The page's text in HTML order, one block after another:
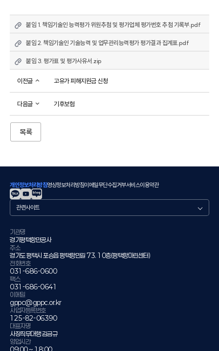
붙임 1. 책임기술인 능력평가 위원추첨 및 평가업체 평가번호 추첨 기록부.pdf
붙임 2. 책임기술인 기술능력 및 업무관리능력평가 평가결과 집계표.pdf
붙임 3. 평가표 및 평가사유서.zip
이전글 고유가 피해지원금 신청
다음글 기후보험
목록
개인정보처리방침영상정보처리방침이메일무단수집거부서비스이용약관
관
련
이
트
기관명
경기평택항만공사
주소
경기도 평택시 포승읍 평택항만길 73. 10층(평택항마린센터)
전화번호
031-686-0600
팩스
031-686-0641
이메일
gppc@gppc.or.kr
사업자등록번호
125-82-06390
대표자명
사장직무대행 김금규
영업시간